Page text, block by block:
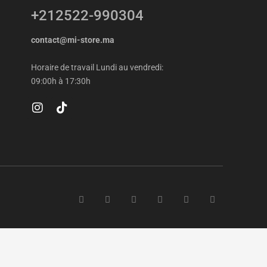
+212522-990304
contact@mi-store.ma
Horaire de travail Lundi au vendredi:
09:00h à 17:30h